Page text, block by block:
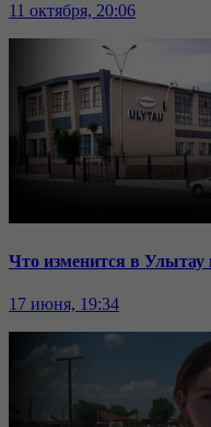
11 октября, 20:06
Что изменится в Улытау
17 июня, 19:34